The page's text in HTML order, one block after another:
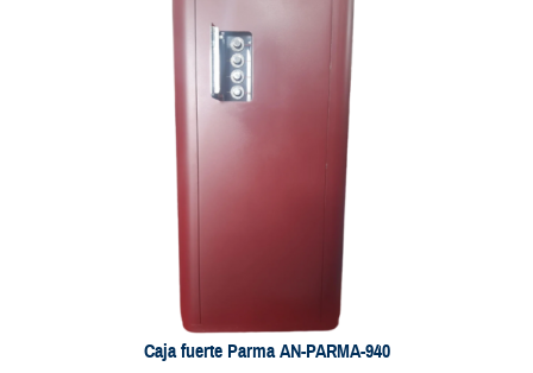
Caja fuerte Parma AN-PARMA-940